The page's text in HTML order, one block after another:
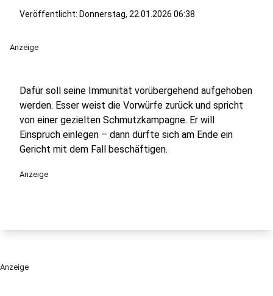
Veröffentlicht: Donnerstag, 22.01.2026 06:38
Anzeige
Dafür soll seine Immunität vorübergehend aufgehoben
werden. Esser weist die Vorwürfe zurück und spricht
von einer gezielten Schmutzkampagne. Er will
Einspruch einlegen – dann dürfte sich am Ende ein
Gericht mit dem Fall beschäftigen.
Anzeige
Anzeige